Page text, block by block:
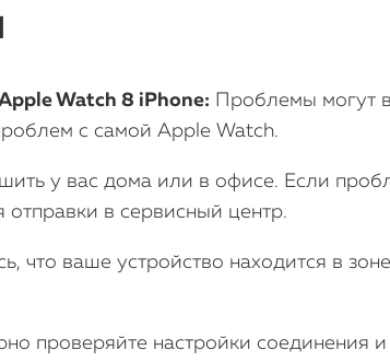
Watch 8 iPhone: Проблемы могут
с самой Apple Watch.
у вас дома или в офисе. Если
отправки в сервисный центр.
что ваше устройство находится в
проверяйте настройки соединения